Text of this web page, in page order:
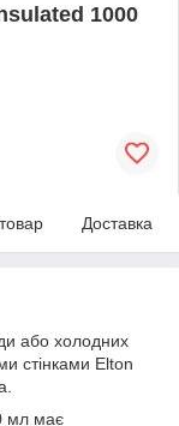
1000
Доставка
або холодних
стінками Elton
мл має